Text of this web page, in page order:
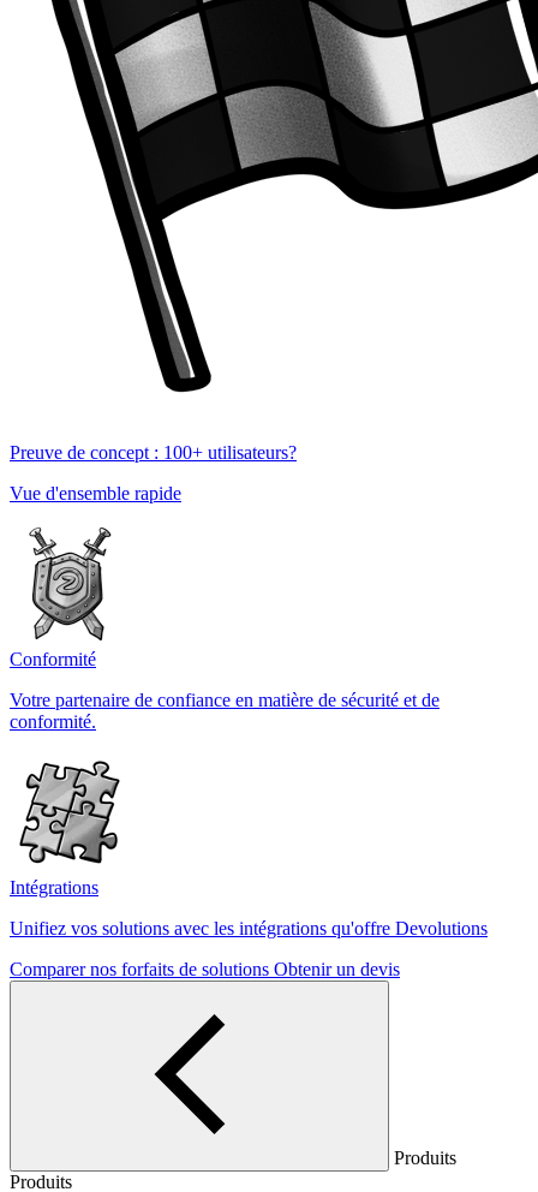
Preuve de concept : 100+ utilisateurs?
Vue d'ensemble rapide
Conformité
Votre partenaire de confiance en matière de sécurité et de
conformité.
Intégrations
Unifiez vos solutions avec les intégrations qu'offre Devolutions
Comparer nos forfaits de solutions Obtenir un devis
Produits
Produits